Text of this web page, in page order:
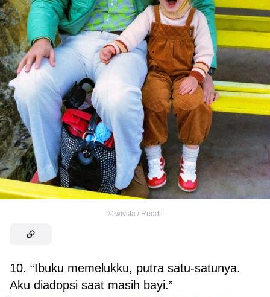
© wivsta / Reddit
10. “Ibuku memelukku, putra satu-satunya.
Aku diadopsi saat masih bayi.”